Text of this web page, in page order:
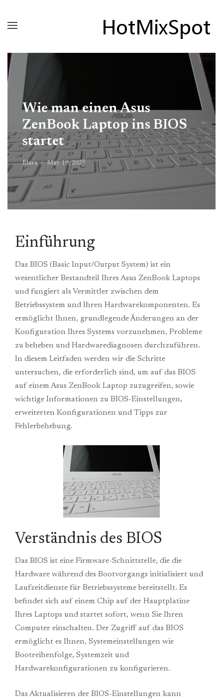
Wie man einen Asus
ZenBook Laptop ins BIOS
startet
Elara May 19, 2025
Einführung
Das BIOS (Basic Input/Output System) ist ein
wesentlicher Bestandteil Ihres Asus ZenBook Laptops
und fungiert als Vermittler zwischen dem
Betriebssystem und Ihren Hardwarekomponenten. Es
ermöglicht Ihnen, grundlegende Änderungen an der
Konfiguration Ihres Systems vorzunehmen, Probleme
zu beheben und Hardwarediagnosen durchzuführen.
In diesem Leitfaden werden wir die Schritte
untersuchen, die erforderlich sind, um auf das BIOS
auf einem Asus ZenBook Laptop zuzugreifen, sowie
wichtige Informationen zu BIOS-Einstellungen,
erweiterten Konfigurationen und Tipps zur
Fehlerbehebung.
Verständnis des BIOS
Das BIOS ist eine Firmware-Schnittstelle, die die
Hardware während des Bootvorgangs initialisiert und
Laufzeitdienste für Betriebssysteme bereitstellt. Es
befindet sich auf einem Chip auf der Hauptplatine
Ihres Laptops und startet sofort, wenn Sie Ihren
Computer einschalten. Der Zugriff auf das BIOS
ermöglicht es Ihnen, Systemeinstellungen wie
Bootreihenfolge, Systemzeit und
Hardwarekonfigurationen zu konfigurieren.
Das Aktualisieren der BIOS-Einstellungen kann